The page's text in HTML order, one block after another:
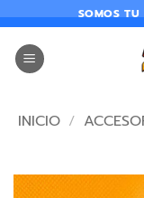
SOMOS TU
INICIO /